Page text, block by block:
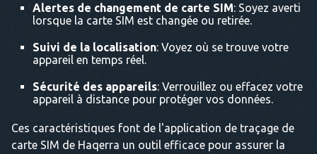
Alertes de changement de carte SIM: Soyez averti
lorsque la carte SIM est changée ou retirée.
Suivi de la localisation: Voyez où se trouve votre
appareil en temps réel.
Sécurité des appareils: Verrouillez ou effacez votre
appareil à distance pour protéger vos données.
Ces caractéristiques font de l'application de traçage de
carte SIM de Haqerra un outil efficace pour assurer la